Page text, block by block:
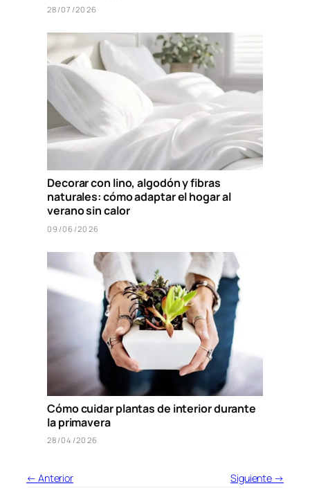
28/07/2026
Decorar con lino, algodón y fibras
naturales: cómo adaptar el hogar al
verano sin calor
09/06/2026
Cómo cuidar plantas de interior durante
la primavera
28/04/2026
← Anterior Siguiente →